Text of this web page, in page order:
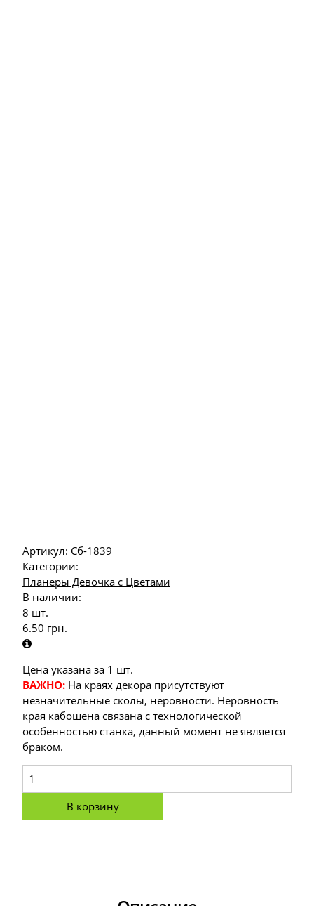
Артикул: Сб-1839
Категории:
Планеры Девочка с Цветами
В наличии:
8 шт.
6.50 грн.
Цена указана за 1 шт.
ВАЖНО: На краях декора присутствуют
незначительные сколы, неровности. Неровность
края кабошена связана с технологической
особенностью станка, данный момент не является
браком.
В корзину